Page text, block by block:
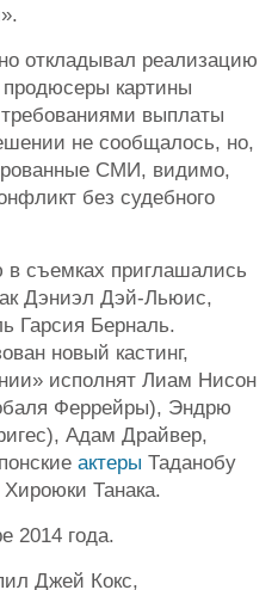
откладывал реализацию
продюсеры картины
выплаты
не сообщалось, но,
СМИ, видимо,
без судебного
в съемках приглашались
Дэниэл Дэй-Льюис,
Гарсия Берналь.
новый кастинг,
исполнят Лиам Нисон
Феррейры), Эндрю
Адам Драйвер,
актеры Таданобу
Танака.
2014 года.
Джей Кокс,